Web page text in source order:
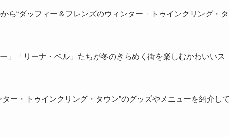
ら“ダッフィー＆フレンズのウィンター・トゥインクリング・タ
」「リーナ・ベル」たちが冬のきらめく街を楽しむかわいいス
ー・トゥインクリング・タウン”のグッズやメニューを紹介し